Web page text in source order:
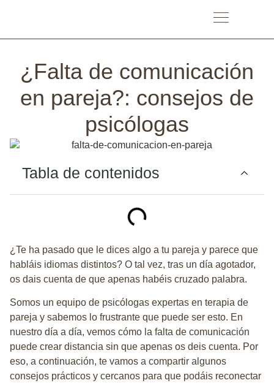
¿Falta de comunicación
en pareja?: consejos de
psicólogas
Tabla de contenidos
¿Te ha pasado que le dices algo a tu pareja y parece que
habláis idiomas distintos? O tal vez, tras un día agotador,
os dais cuenta de que apenas habéis cruzado palabra.
Somos un equipo de psicólogas expertas en terapia de
pareja y sabemos lo frustrante que puede ser esto. En
nuestro día a día, vemos cómo la falta de comunicación
puede crear distancia sin que apenas os deis cuenta. Por
eso, a continuación, te vamos a compartir algunos
consejos prácticos y cercanos para que podáis reconectar